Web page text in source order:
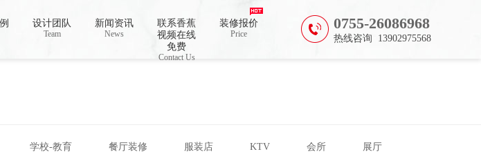
成人污在线观看
0755-26086968
热线咨询 13902975568
设计团队
Team
新闻资讯
News
联系香蕉
视频在线
免费
Contact Us
装修报价
Price
学校-教育 餐厅装修 服装店 KTV 会所 展厅